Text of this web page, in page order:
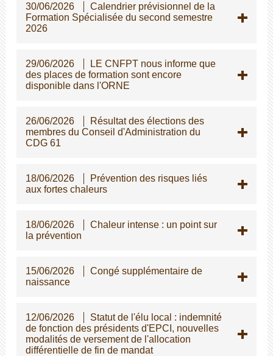
30/06/2026
Calendrier prévisionnel de la
Formation Spécialisée du second semestre
2026
29/06/2026
LE CNFPT nous informe que
des places de formation sont encore
disponible dans l'ORNE
26/06/2026
Résultat des élections des
membres du Conseil d'Administration du
CDG 61
18/06/2026
Prévention des risques liés
aux fortes chaleurs
18/06/2026
Chaleur intense : un point sur
la prévention
15/06/2026
Congé supplémentaire de
naissance
12/06/2026
Statut de l'élu local : indemnité
de fonction des présidents d'EPCI, nouvelles
modalités de versement de l'allocation
différentielle de fin de mandat